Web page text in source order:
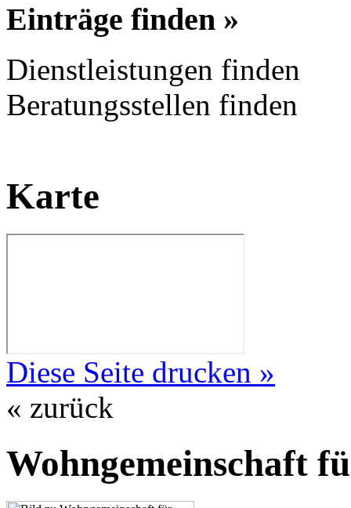
Einträge finden »
Dienstleistungen finden
Beratungsstellen finden
Karte
Diese Seite drucken »
« zurück
Wohngemeinschaft